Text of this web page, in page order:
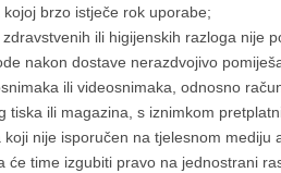
brzo istječe rok uporabe;
ili higijenskih razloga nije
nakon dostave nerazdvojivo
ili videosnimaka, odnosno
ili magazina, s iznimkom
nije isporučen na tjelesnom
time izgubiti pravo na jednostrani